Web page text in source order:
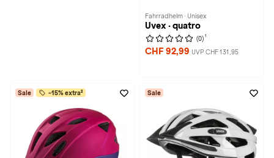
Fahrradhelm · Unisex
Uvex · quatro
(0) 1
CHF 92,99 UVP CHF 131,95
Sale -15% extra² Sale